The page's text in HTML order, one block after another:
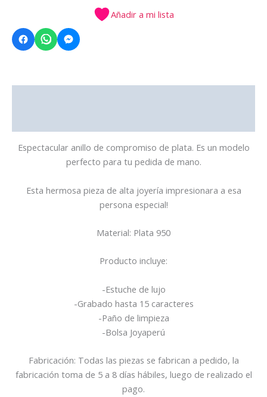
Añadir a mi lista
Espectacular anillo de compromiso de plata. Es un modelo
perfecto para tu pedida de mano.
Esta hermosa pieza de alta joyería impresionara a esa
persona especial!
Material: Plata 950
Producto incluye:
-Estuche de lujo
-Grabado hasta 15 caracteres
-Paño de limpieza
-Bolsa Joyaperú
Fabricación: Todas las piezas se fabrican a pedido, la
fabricación toma de 5 a 8 días hábiles, luego de realizado el
pago.